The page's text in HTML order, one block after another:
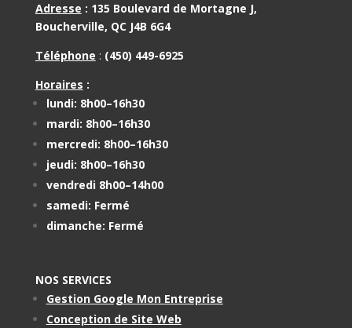
Adresse : 135 Boulevard de Mortagne J,
Boucherville, QC J4B 6G4
Téléphone : (450) 449-6925
Horaires :
lundi: 8h00–16h30
mardi: 8h00–16h30
mercredi: 8h00–16h30
jeudi: 8h00–16h30
vendredi 8h00–14h00
samedi: Fermé
dimanche: Fermé
NOS SERVICES
Gestion Google Mon Entreprise
Conception de Site Web